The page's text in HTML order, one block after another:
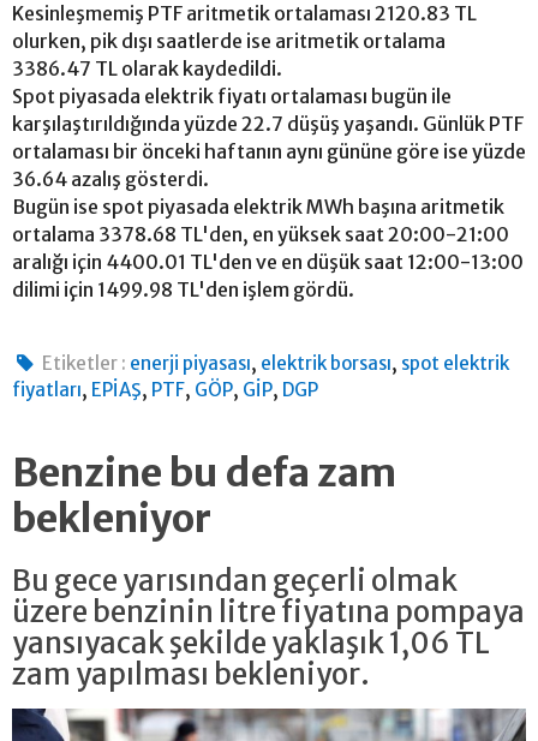
Kesinleşmemiş PTF aritmetik ortalaması 2120.83 TL
olurken, pik dışı saatlerde ise aritmetik ortalama
3386.47 TL olarak kaydedildi.
Spot piyasada elektrik fiyatı ortalaması bugün ile
karşılaştırıldığında yüzde 22.7 düşüş yaşandı. Günlük PTF
ortalaması bir önceki haftanın aynı gününe göre ise yüzde
36.64 azalış gösterdi.
Bugün ise spot piyasada elektrik MWh başına aritmetik
ortalama 3378.68 TL'den, en yüksek saat 20:00-21:00
aralığı için 4400.01 TL'den ve en düşük saat 12:00-13:00
dilimi için 1499.98 TL'den işlem gördü.
Etiketler : enerji piyasası, elektrik borsası, spot elektrik
fiyatları, EPİAŞ, PTF, GÖP, GİP, DGP
Benzine bu defa zam
bekleniyor
Bu gece yarısından geçerli olmak
üzere benzinin litre fiyatına pompaya
yansıyacak şekilde yaklaşık 1,06 TL
zam yapılması bekleniyor.